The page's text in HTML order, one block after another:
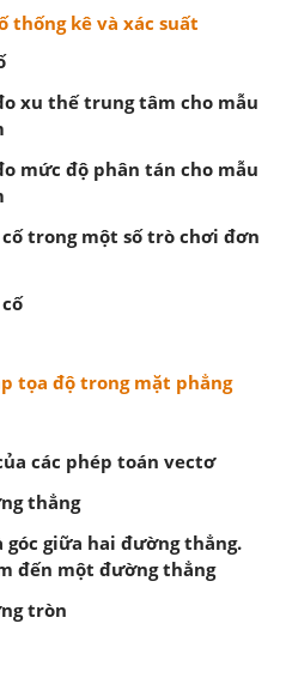
thống kê và xác suất
xu thế trung tâm cho mẫu
mức độ phân tán cho mẫu
trong một số trò chơi đơn
tọa độ trong mặt phẳng
các phép toán vectơ
thẳng
giữa hai đường thẳng.
đến một đường thẳng
tròn